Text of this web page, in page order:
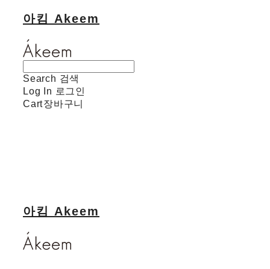
아킴 Akeem
Search 검색
Log In 로그인
Cart장바구니
아킴 Akeem